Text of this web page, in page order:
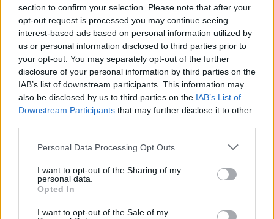
section to confirm your selection. Please note that after your
opt-out request is processed you may continue seeing
interest-based ads based on personal information utilized by
us or personal information disclosed to third parties prior to
your opt-out. You may separately opt-out of the further
disclosure of your personal information by third parties on the
IAB’s list of downstream participants. This information may
also be disclosed by us to third parties on the IAB’s List of
Downstream Participants that may further disclose it to other
Please note that this website/app uses one or more Google
not limited to your visit or usage behaviour. You may click to
grant or deny consent to Google and its third-party tags to
use your data for below specified purposes in below Google
consent section.
Personal Data Processing Opt Outs
I want to opt-out of the Sharing of my
personal data.
Opted In
I want to opt-out of the Sale of my
Követem
#CINEMAKLUB #FILMEK #SZTÁROK #KIVÁGÁS
PAUL RUDD